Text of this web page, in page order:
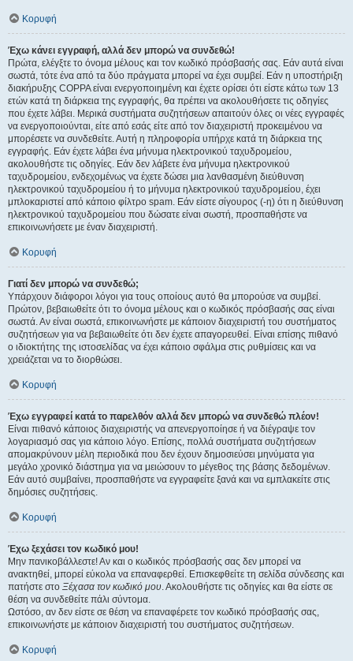
Κορυφή
Έχω κάνει εγγραφή, αλλά δεν μπορώ να συνδεθώ!
Πρώτα, ελέγξτε το όνομα μέλους και τον κωδικό πρόσβασής σας. Εάν αυτά είναι
σωστά, τότε ένα από τα δύο πράγματα μπορεί να έχει συμβεί. Εάν η υποστήριξη
διακήρυξης COPPA είναι ενεργοποιημένη και έχετε ορίσει ότι είστε κάτω των 13
ετών κατά τη διάρκεια της εγγραφής, θα πρέπει να ακολουθήσετε τις οδηγίες
που έχετε λάβει. Μερικά συστήματα συζητήσεων απαιτούν όλες οι νέες εγγραφές
να ενεργοποιούνται, είτε από εσάς είτε από τον διαχειριστή προκειμένου να
μπορέσετε να συνδεθείτε. Αυτή η πληροφορία υπήρχε κατά τη διάρκεια της
εγγραφής. Εάν έχετε λάβει ένα μήνυμα ηλεκτρονικού ταχυδρομείου,
ακολουθήστε τις οδηγίες. Εάν δεν λάβετε ένα μήνυμα ηλεκτρονικού
ταχυδρομείου, ενδεχομένως να έχετε δώσει μια λανθασμένη διεύθυνση
ηλεκτρονικού ταχυδρομείου ή το μήνυμα ηλεκτρονικού ταχυδρομείου, έχει
μπλοκαριστεί από κάποιο φίλτρο spam. Εάν είστε σίγουρος (-η) ότι η διεύθυνση
ηλεκτρονικού ταχυδρομείου που δώσατε είναι σωστή, προσπαθήστε να
επικοινωνήσετε με έναν διαχειριστή.
Κορυφή
Γιατί δεν μπορώ να συνδεθώ;
Υπάρχουν διάφοροι λόγοι για τους οποίους αυτό θα μπορούσε να συμβεί.
Πρώτον, βεβαιωθείτε ότι το όνομα μέλους και ο κωδικός πρόσβασής σας είναι
σωστά. Αν είναι σωστά, επικοινωνήστε με κάποιον διαχειριστή του συστήματος
συζητήσεων για να βεβαιωθείτε ότι δεν έχετε απαγορευθεί. Είναι επίσης πιθανό
ο ιδιοκτήτης της ιστοσελίδας να έχει κάποιο σφάλμα στις ρυθμίσεις και να
χρειάζεται να το διορθώσει.
Κορυφή
Έχω εγγραφεί κατά το παρελθόν αλλά δεν μπορώ να συνδεθώ πλέον!
Είναι πιθανό κάποιος διαχειριστής να απενεργοποίησε ή να διέγραψε τον
λογαριασμό σας για κάποιο λόγο. Επίσης, πολλά συστήματα συζητήσεων
απομακρύνουν μέλη περιοδικά που δεν έχουν δημοσιεύσει μηνύματα για
μεγάλο χρονικό διάστημα για να μειώσουν το μέγεθος της βάσης δεδομένων.
Εάν αυτό συμβαίνει, προσπαθήστε να εγγραφείτε ξανά και να εμπλακείτε στις
δημόσιες συζητήσεις.
Κορυφή
Έχω ξεχάσει τον κωδικό μου!
Μην πανικοβάλλεστε! Αν και ο κωδικός πρόσβασής σας δεν μπορεί να
ανακτηθεί, μπορεί εύκολα να επαναφερθεί. Επισκεφθείτε τη σελίδα σύνδεσης και
πατήστε στο Ξέχασα τον κωδικό μου. Ακολουθήστε τις οδηγίες και θα είστε σε
θέση να συνδεθείτε πάλι σύντομα.
Ωστόσο, αν δεν είστε σε θέση να επαναφέρετε τον κωδικό πρόσβασής σας,
επικοινωνήστε με κάποιον διαχειριστή του συστήματος συζητήσεων.
Κορυφή